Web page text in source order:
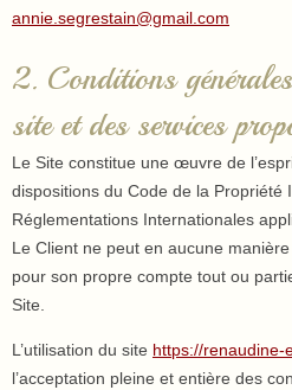
annie.segrestain@gmail.com
2. Conditions
site et des services
Le Site constitue une œuvre de
dispositions du Code de la Propriété
Réglementations Internationales
Le Client ne peut en aucune
pour son propre compte tout ou
Site.
L’utilisation du site https://renaudine-
l’acceptation pleine et entière des